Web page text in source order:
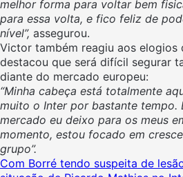
melhor forma para voltar bem
para essa volta, e fico feliz de
nível”, assegurou.
Victor também reagiu aos elogios
destacou que será difícil segurar
diante do mercado europeu:
“Minha cabeça está totalmente
muito o Inter por bastante tempo.
mercado eu deixo para os meus
momento, estou focado em
grupo”.
Com Borré tendo suspeita de